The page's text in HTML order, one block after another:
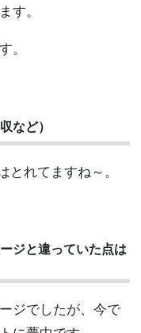
す。
。
など）
れてますね～。
ジと違っていた点は
ジでしたが、今で